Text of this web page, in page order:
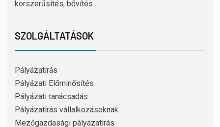
korszerűsítés, bővítés
SZOLGÁLTATÁSOK
Pályázatírás
Pályázati Előminősítés
Pályázati tanácsadás
Pályázatírás vállalkozásoknak
Mezőgazdasági pályázatírás